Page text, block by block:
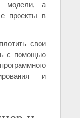
модели, а
проекты в
свои
с помощью
и